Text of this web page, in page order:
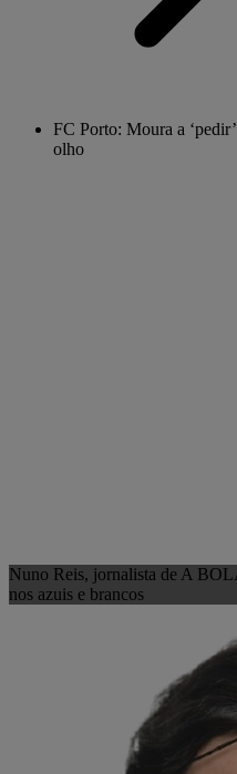
FC Porto: Moura a
olho
Nuno Reis, jornalista de A
nos azuis e brancos